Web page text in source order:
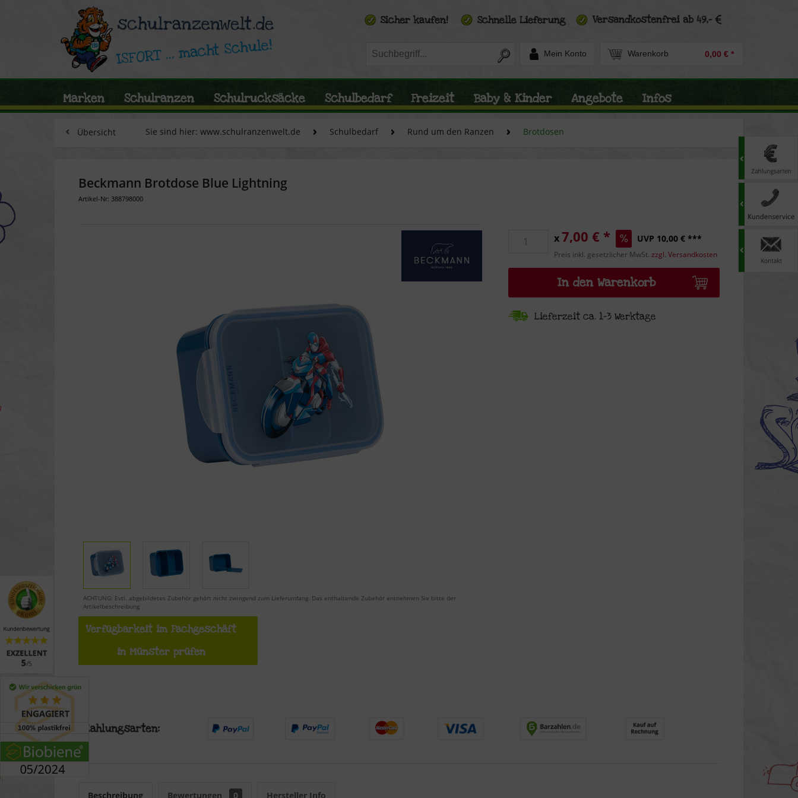
Mein Konto Warenkorb 0,00 € *
Marken Schulranzen Schulrucksäcke Schulbedarf Freizeit Baby & Kinder Angebote Infos
Übersicht Sie sind hier: www.schulranzenwelt.de Schulbedarf Rund um den Ranzen Brotdosen
Beckmann Brotdose Blue Lightning
Artikel-Nr: 388798000
ACHTUNG: Evtl. abgebildetes Zubehör gehört nicht zwingend zum Lieferumfang. Das enthaltende Zubehör entnehmen Sie bitte der
Artikelbeschreibung
Verfügbarkeit im Fachgeschäft
in Münster prüfen
x7,00 € * UVP 10,00 € ***
Preis inkl. gesetzlicher MwSt. zzgl. Versandkosten
In den Warenkorb
Lieferzeit ca. 1-3 Werktage
Beschreibung Bewertungen 0 Hersteller Info